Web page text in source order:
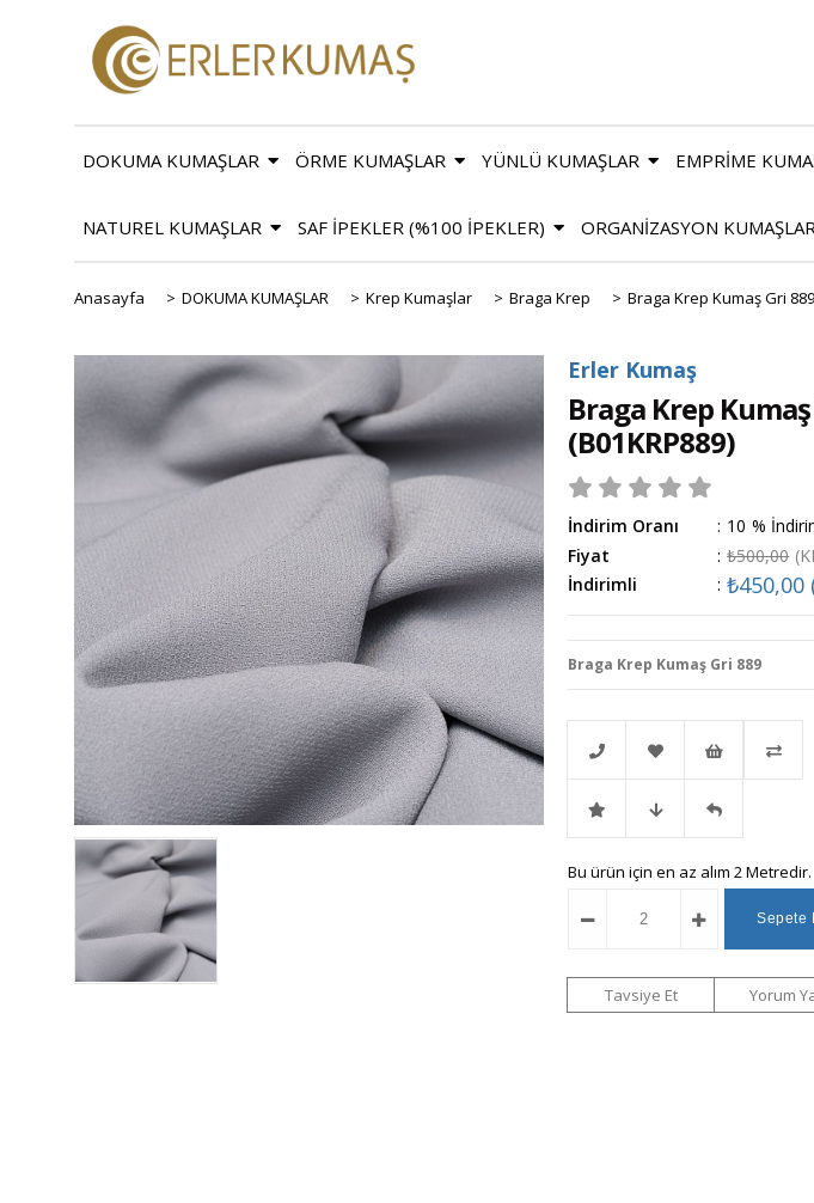
DOKUMA KUMAŞLAR ÖRME KUMAŞLAR YÜNLÜ KUMAŞLAR EMPRİME
NATUREL KUMAŞLAR SAF İPEKLER (%100 İPEKLER) ORGANİZASYON
Anasayfa > DOKUMA KUMAŞLAR > Krep Kumaşlar > Braga Krep > Braga Krep Kumaş Gri 889
Erler Kumaş
Braga Krep
(B01KRP889)
İndirim Oranı : %
10
Fiyat
: ₺500,00
İndirimli
: ₺450,00
Braga Krep Kumaş Gri 889
Telefonla
Sipariş
Favorilere
Ekle
İstek
Listeme
Ekle
İndirimli Fiyat
Düşünce
Haber
Gelince
Haber
Bu ürün için en az alım 2 Metredir.
Tavsiye Et Yorum